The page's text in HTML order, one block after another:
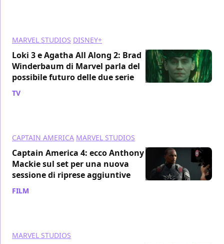
MARVEL STUDIOS DISNEY+
Loki 3 e Agatha All Along 2: Brad
Winderbaum di Marvel parla del
possibile futuro delle due serie
TV
CAPTAIN AMERICA MARVEL STUDIOS
Captain America 4: ecco Anthony
Mackie sul set per una nuova
sessione di riprese aggiuntive
FILM
MARVEL STUDIOS